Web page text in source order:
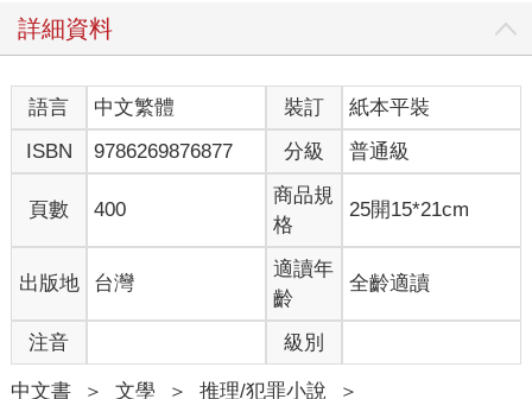
的時光，假裝我們仍一家和樂。 我手機又響起。 一樣是未知來
電。 「爸？這樣有好一點嗎？」 她聲音很清楚，彷彿就坐在我身
旁，換好獅子王圖案的睡衣，準備上床睡覺。 「瑪姬，妳還好
嗎？」 「我沒事，爸。一切都好。」 「妳在哪？」 「我在家。
我是說我的公寓。在波士頓。一切都很好。」 我等她繼續說，但
她不發一語。也許她不知該從何開口。其實我也是。我想像跟她
說上話的這一刻多少次了？我淋浴時排練過多少次？現在對話終
於發生，結果我唯一脫口而出的是：「妳有收到我寄去的卡片
嗎？」 因為我寄給這孩子超多張卡片，包括生日卡、萬聖節卡及
為送而送的卡片。卡片裡都有附上十或二十元零用錢，還有一張
寫得滿滿的信紙。 「我有收到。」她說。「我其實一直想打電話
來。」 「真的對不起，瑪姬。整件事──」 「我不想聊。」
「好。沒關係。」我感覺像人質談判專家。我的首要目標是不要
讓瑪姬掛上電話，讓她多說話，於是我換聊更安全的話題。「妳
還在奇能公司上班嗎？」 「對，我在那剛滿三年。」 瑪姬為這份
詳細資料
語言 中文繁體 裝訂
紙本平裝
ISBN
9786269876877 分級 普通級
頁數 400
商品規
格
25開15*21cm
出版地 台灣
適讀年
齡
全齡適讀
注音 級別
中文書 ＞ 文學 ＞ 推理/犯罪小說
＞